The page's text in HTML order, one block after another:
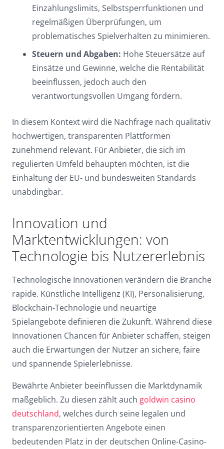
Einzahlungslimits, Selbstsperrfunktionen und
regelmäßigen Überprüfungen, um
problematisches Spielverhalten zu minimieren.
Steuern und Abgaben: Hohe Steuersätze auf
Einsätze und Gewinne, welche die Rentabilität
beeinflussen, jedoch auch den
verantwortungsvollen Umgang fördern.
In diesem Kontext wird die Nachfrage nach qualitativ
hochwertigen, transparenten Plattformen
zunehmend relevant. Für Anbieter, die sich im
regulierten Umfeld behaupten möchten, ist die
Einhaltung der EU- und bundesweiten Standards
unabdingbar.
Innovation und
Marktentwicklungen: von
Technologie bis Nutzererlebnis
Technologische Innovationen verändern die Branche
rapide. Künstliche Intelligenz (KI), Personalisierung,
Blockchain-Technologie und neuartige
Spielangebote definieren die Zukunft. Während diese
Innovationen Chancen für Anbieter schaffen, steigen
auch die Erwartungen der Nutzer an sichere, faire
und spannende Spielerlebnisse.
Bewährte Anbieter beeinflussen die Marktdynamik
maßgeblich. Zu diesen zählt auch goldwin casino
deutschland, welches durch seine legalen und
transparenzorientierten Angebote einen
bedeutenden Platz in der deutschen Online-Casino-